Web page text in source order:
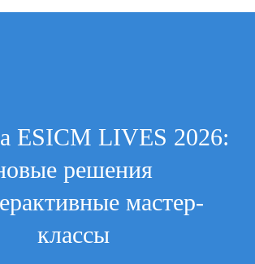
ESICM LIVES 2026:
решения
мастер-
классы